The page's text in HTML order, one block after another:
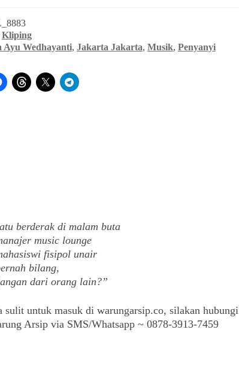
Kliping
Ayu Wedhayanti, Jakarta Jakarta, Musik, Penyanyi
berderak di malam buta
music lounge
fisipol unair
bilang,
dari orang lain?”
sulit untuk masuk di warungarsip.co, silakan hubungi
Arsip via SMS/Whatsapp ~ 0878-3913-7459